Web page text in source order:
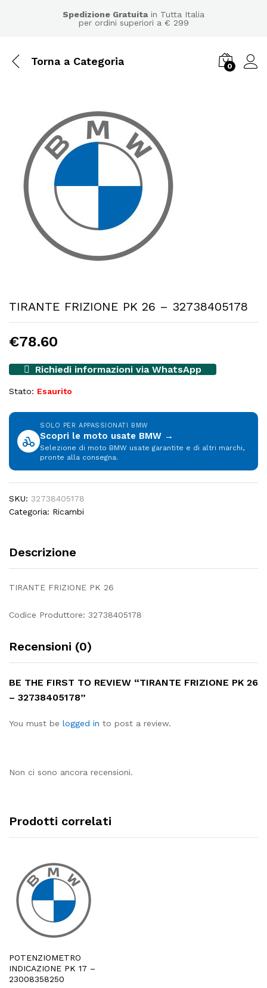
Spedizione Gratuitain Tutta Italia
per ordini superiori a € 299
Torna a Categoria 0
TIRANTE FRIZIONE PK 26 – 32738405178
€78.60
Richiedi informazioni via WhatsApp
Stato: Esaurito
SOLO PER APPASSIONATI BMW
Scopri le moto usate BMW →
Selezione di moto BMW usate garantite e di altri marchi,
pronte alla consegna.
SKU: 32738405178
Categoria: Ricambi
Descrizione
TIRANTE FRIZIONE PK 26
Codice Produttore: 32738405178
Recensioni (0)
BE THE FIRST TO REVIEW “TIRANTE FRIZIONE PK 26
– 32738405178”
You must be logged in to post a review.
Non ci sono ancora recensioni.
Prodotti correlati
POTENZIOMETRO
INDICAZIONE PK 17 –
23008358250